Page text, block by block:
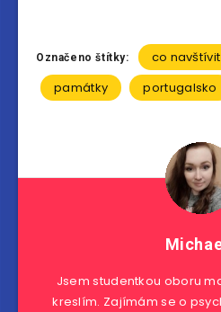
Označeno štítky: co navštívit
památky
portugalsko
Jsem studentkou oboru
kreslím. Zajímám se o